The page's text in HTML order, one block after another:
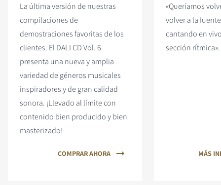
La última versión de nuestras
compilaciones de
demostraciones favoritas de los
clientes. El DALI CD Vol. 6
presenta una nueva y amplia
variedad de géneros musicales
inspiradores y de gran calidad
sonora. ¡Llevado al límite con
contenido bien producido y bien
masterizado!
COMPRAR AHORA
«Queríamos
volver a la
cantando en
sección rítmica».
MÁS